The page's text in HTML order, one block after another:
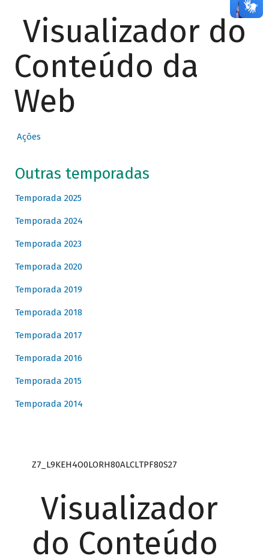
Visualizador do
Conteúdo da
Web
Ações
Outras temporadas
Temporada 2025
Temporada 2024
Temporada 2023
Temporada 2020
Temporada 2019
Temporada 2018
Temporada 2017
Temporada 2016
Temporada 2015
Temporada 2014
Z7_L9KEH4O0LORH80ALCLTPF80S27
Visualizador
do Conteúdo